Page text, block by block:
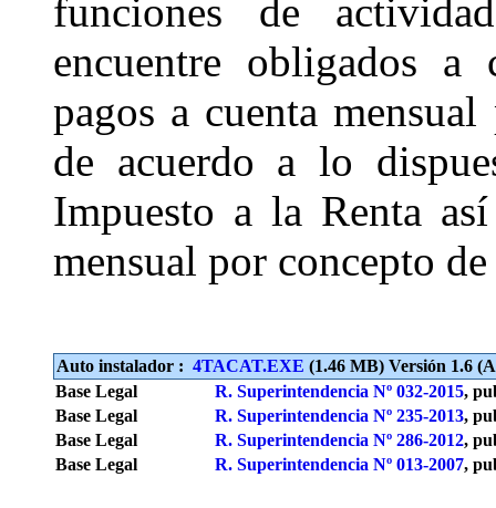
funciones de
encuentre obligados
pagos a cuenta
de acuerdo a lo
Impuesto a la Renta
mensual por concepto
Auto instalador : 4TACAT.EXE (1.46 MB) Versión 1.6
Base Legal
R. Superintendencia Nº 032-2015,
Base Legal
R. Superintendencia Nº 235-2013,
Base Legal
R. Superintendencia Nº 286-2012,
Base Legal
R. Superintendencia Nº 013-2007,